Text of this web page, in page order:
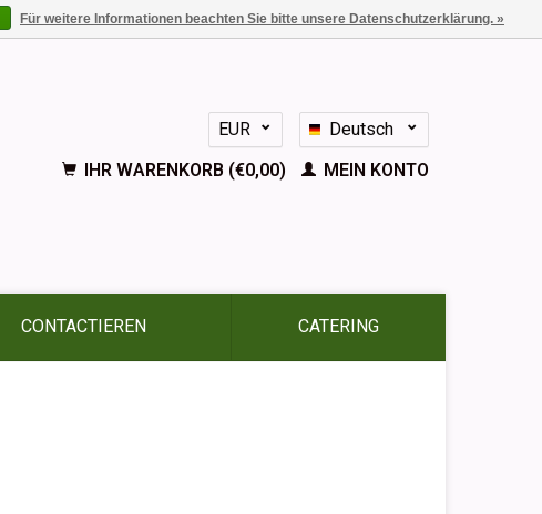
EUR
GBP
Deutsch
Nederlands
English
IHR WARENKORB (€0,00) MEIN KONTO
CONTACTIEREN CATERING
Für weitere Informationen beachten Sie bitte unsere Datenschutzerklärung. »